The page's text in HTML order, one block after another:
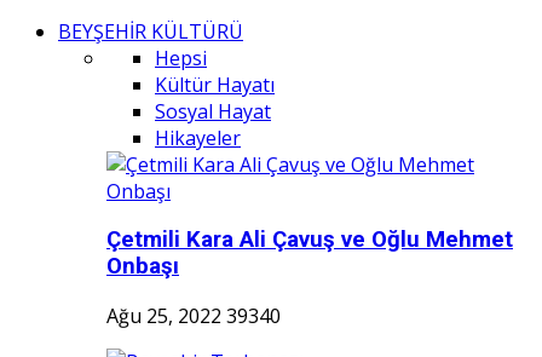
BEYŞEHİR KÜLTÜRÜ
Hepsi
Kültür Hayatı
Sosyal Hayat
Hikayeler
Çetmili Kara Ali Çavuş ve Oğlu Mehmet
Onbaşı
Ağu 25, 2022 39340